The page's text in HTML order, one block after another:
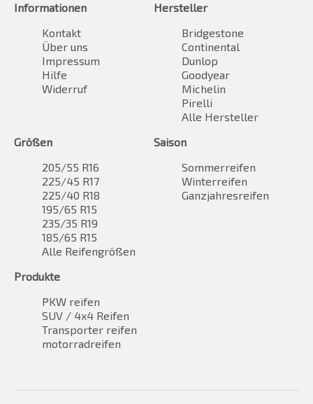
Informationen
Kontakt
Über uns
Impressum
Hilfe
Widerruf
Hersteller
Bridgestone
Continental
Dunlop
Goodyear
Michelin
Pirelli
Alle Hersteller
Größen
205/55 R16
225/45 R17
225/40 R18
195/65 R15
235/35 R19
185/65 R15
Alle Reifengrößen
Saison
Sommerreifen
Winterreifen
Ganzjahresreifen
Produkte
PKW reifen
SUV / 4x4 Reifen
Transporter reifen
motorradreifen